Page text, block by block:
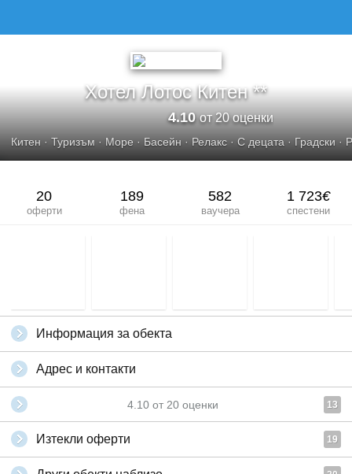
Хотел Лотос Китен **
4.10от 20 оценки
Китен · Туризъм · Море · Басейн · Релакс · С децата · Градски ·
20
оферти
189
фена
582
ваучера
1 723€
спестени
Информация за обекта
Адрес и контакти
4.10 от 20 оценки 13
Изтекли оферти 19